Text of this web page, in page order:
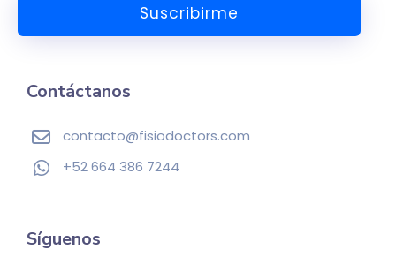
l
Suscribirme
Contáctanos
contacto@fisiodoctors.com
+52 664 386 7244
Síguenos